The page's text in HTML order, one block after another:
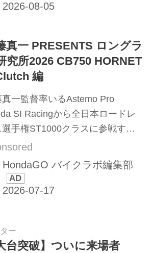
真一 PRESENTS ロングラ
究所2026 CB750 HORNET
編
真一監督率いるAstemo Pro
SI Racingから全日本ロードレ
選手権ST1000クラスに参戦する
大選手が出演！ Honda E-Clutch
ロットルバイワイヤシステムを組
わせた話題のネイキッドCB750
E-Clutchに試乗していただき
日に公開されたものを一部抜粋し
しています。まとめ：宮﨑健太郎
HondaGO バイクラボ編集部
ー
台突破】ついに来場者